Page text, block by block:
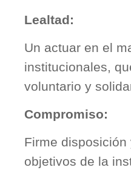
Lealtad:
Un actuar en el
institucionales,
voluntario y
Compromiso:
Firme
objetivos de la